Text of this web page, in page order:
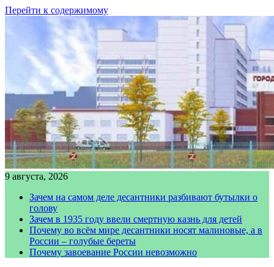
Перейти к содержимому
9 августа, 2026
Зачем на самом деле десантники разбивают бутылки о
голову
Зачем в 1935 году ввели смертную казнь для детей
Почему во всём мире десантники носят малиновые, а в
России – голубые береты
Почему завоевание России невозможно